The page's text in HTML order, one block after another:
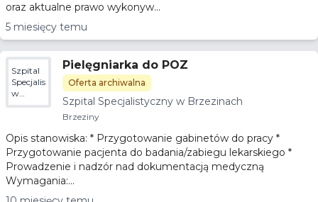
oraz aktualne prawo wykonyw...
5 miesięcy temu
Szpital
Specjalistyczny
w
Brzezinach
Pielęgniarka do POZ
Oferta archiwalna
Szpital Specjalistyczny w Brzezinach
Brzeziny
Opis stanowiska: * Przygotowanie gabinetów do pracy *
Przygotowanie pacjenta do badania/zabiegu lekarskiego *
Prowadzenie i nadzór nad dokumentacją medyczną
Wymagania:...